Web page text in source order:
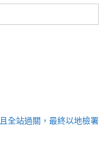
全站過關，最終以地檢署